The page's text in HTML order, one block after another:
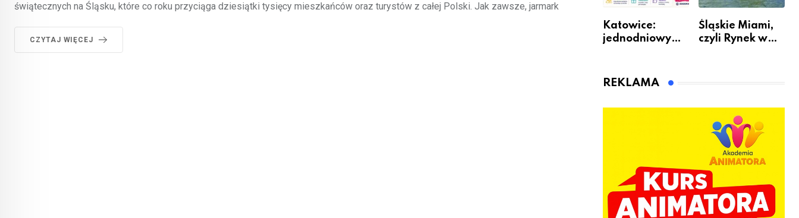
świątecznych na Śląsku, które co roku przyciąga dziesiątki tysięcy mieszkańców oraz turystów z całej Polski. Jak zawsze, jarmark
CZYTAJ WIĘCEJ
Katowice:
jednodniowy
animatora
Śląskie Miami,
czyli Rynek w
REKLAMA